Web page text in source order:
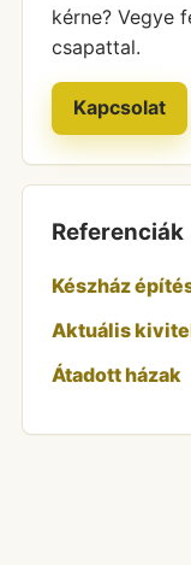
kérne? Vegye
csapattal.
Kapcsolat
Referenciák
Készház
Aktuális
Átadott házak